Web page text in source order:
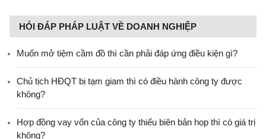
HỎI ĐÁP PHÁP LUẬT VỀ DOANH NGHIỆP
Muốn mở tiệm cầm đồ thì cần phải đáp ứng điều kiện gì?
Chủ tịch HĐQT bị tạm giam thì có điều hành công ty được
không?
Hợp đồng vay vốn của công ty thiếu biên bản họp thì có giá trị
không?